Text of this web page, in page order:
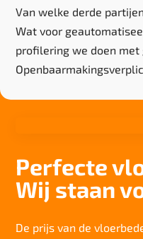
Van welke derde
Wat voor
profilering we doen met
Perfecte
Wij staan
De prijs van de